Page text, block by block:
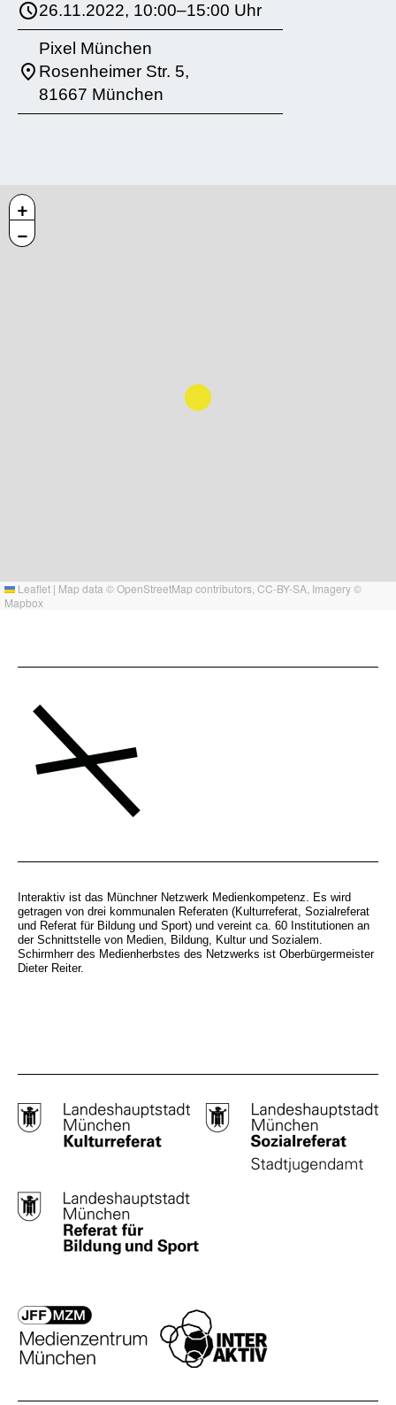
26.11.2022, 10:00–15:00 Uhr
Pixel München
Rosenheimer Str. 5,
81667 München
+
−
Leaflet | Map data ©OpenStreetMap contributors, CC-BY-SA , Imagery ©
Mapbox
Interaktiv ist das Münchner Netzwerk Medienkompetenz. Es wird
getragen von drei kommunalen Referaten (Kulturreferat, Sozialreferat
und Referat für Bildung und Sport) und vereint ca. 60 Institutionen an
der Schnittstelle von Medien, Bildung, Kultur und Sozialem.
Schirmherr des Medienherbstes des Netzwerks ist Oberbürgermeister
Dieter Reiter.